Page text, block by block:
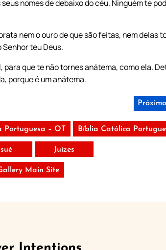
nomes de debaixo do céu. Ninguém te
nem o ouro de que são feitas, nem delas
teu Deus.
para que te não tornes anátema, como ela.
porque é um anátema.
Portuguesa – OT Bíblia Católica
Juízes
Main Site